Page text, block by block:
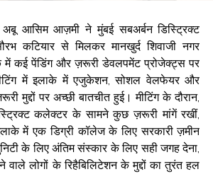
दिया कि वे इन स्टॉल मालिकों को दूसरी जगहें देना
और एम्बुलेंस अक्सर डॉ. के पास जाने के लिए विले
गडकरी मार्ग और स्वामी विवेकानंद मार्ग से सफर
रास्तों पर कॉलेज और एजुकेशनल इंस्टीट्यूशन
का पैदल आना-जाना काफी बढ़ जाता है।
किसी परेशानी के ट्रैफिक फ्लो पक्का करना
पर कब्ज़े और बिना इजाज़त रुकावटों की वजह से,
आसिम आज़मी ने मुंबई सबअर्बन डिस्ट्रिक्ट
कटियार से मिलकर मानखुर्द शिवाजी नगर
में कई पेंडिंग और ज़रूरी डेवलपमेंट प्रोजेक्ट्स पर
में इलाके में एजुकेशन, सोशल वेलफेयर और
मुद्दों पर अच्छी बातचीत हुई। मीटिंग के दौरान,
कलेक्टर के सामने कुछ ज़रूरी मांगें रखीं,
में एक डिग्री कॉलेज के लिए सरकारी ज़मीन
के लिए अंतिम संस्कार के लिए सही जगह देना,
लोगों के रिहैबिलिटेशन के मुद्दों का तुरंत हल